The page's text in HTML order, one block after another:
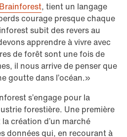
Brainforest, tient un langage
courage presque chaque
subit des revers au
apprendre à vivre avec
de forêt sont une fois de
il nous arrive de penser que
goutte dans l’océan.»
s’engage pour la
forestière. Une première
création d’un marché
données qui, en recourant à